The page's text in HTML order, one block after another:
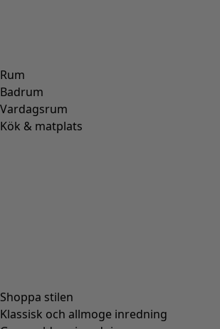
Rum
Badrum
Vardagsrum
Kök & matplats
Shoppa stilen
Klassisk och allmoge inredning